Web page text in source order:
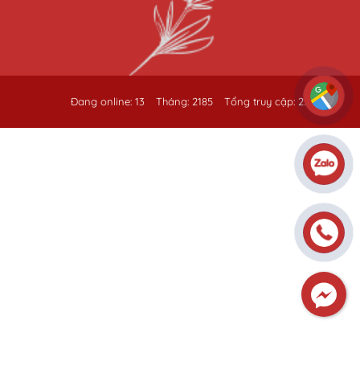
Đang online: 13 Tháng: 2185 Tổng truy cập: 258961